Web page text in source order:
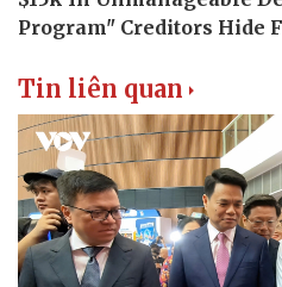
Tin liên quan